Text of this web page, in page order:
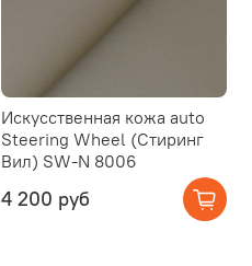
Искусственная кожа auto
Steering Wheel (Стиринг
Вил) SW-N 8006
4 200 руб